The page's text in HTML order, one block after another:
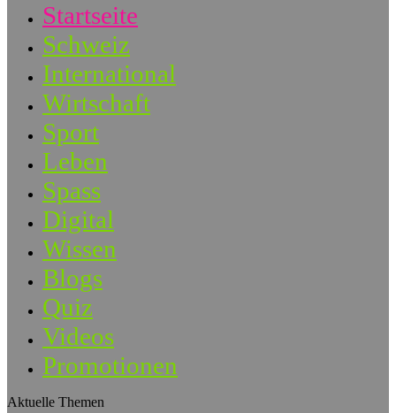
Startseite
Schweiz
International
Wirtschaft
Sport
Leben
Spass
Digital
Wissen
Blogs
Quiz
Videos
Promotionen
Aktuelle Themen